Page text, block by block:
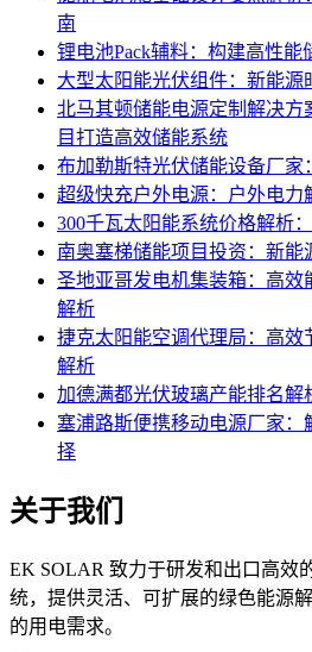
南
锂电池Pack辅料：构建高性能
大型太阳能光伏组件：新能源
北马其顿储能电源定制解决方
目打造高效储能系统
布加勒斯特光伏储能设备厂家
超级快充户外电源：户外电力
300千瓦太阳能系统价格解析
南奥塞梯储能项目投资：新能
圣地亚哥发电机集装箱：高效
解析
捷克太阳能空调代理局：高效
解析
加德满都光伏玻璃产能排名解
塞浦路斯便携移动电源厂家
择
关于我们
EK SOLAR 致力于研发和出口高效
统，提供灵活、可扩展的绿色能源
的用电需求。